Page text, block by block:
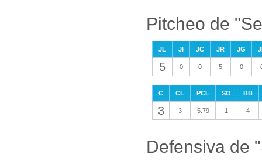
Pitcheo de
JL JI JC JR JG
5 0 0 5 0
C CL PCL SO BB
3 3 5.79 1 4
Defensiva de